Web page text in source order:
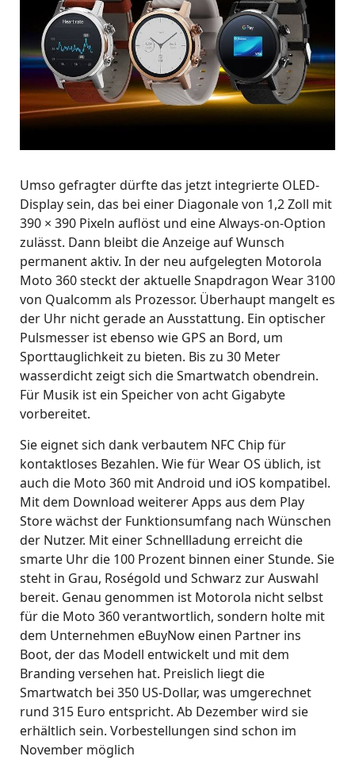
Umso gefragter dürfte das jetzt integrierte OLED-
Display sein, das bei einer Diagonale von 1,2 Zoll mit
390 × 390 Pixeln auflöst und eine Always-on-Option
zulässt. Dann bleibt die Anzeige auf Wunsch
permanent aktiv. In der neu aufgelegten Motorola
Moto 360 steckt der aktuelle Snapdragon Wear 3100
von Qualcomm als Prozessor. Überhaupt mangelt es
der Uhr nicht gerade an Ausstattung. Ein optischer
Pulsmesser ist ebenso wie GPS an Bord, um
Sporttauglichkeit zu bieten. Bis zu 30 Meter
wasserdicht zeigt sich die Smartwatch obendrein.
Für Musik ist ein Speicher von acht Gigabyte
vorbereitet.
Sie eignet sich dank verbautem NFC Chip für
kontaktloses Bezahlen. Wie für Wear OS üblich, ist
auch die Moto 360 mit Android und iOS kompatibel.
Mit dem Download weiterer Apps aus dem Play
Store wächst der Funktionsumfang nach Wünschen
der Nutzer. Mit einer Schnellladung erreicht die
smarte Uhr die 100 Prozent binnen einer Stunde. Sie
steht in Grau, Roségold und Schwarz zur Auswahl
bereit. Genau genommen ist Motorola nicht selbst
für die Moto 360 verantwortlich, sondern holte mit
dem Unternehmen eBuyNow einen Partner ins
Boot, der das Modell entwickelt und mit dem
Branding versehen hat. Preislich liegt die
Smartwatch bei 350 US-Dollar, was umgerechnet
rund 315 Euro entspricht. Ab Dezember wird sie
erhältlich sein. Vorbestellungen sind schon im
November möglich